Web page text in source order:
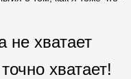
не хватает
хватает!